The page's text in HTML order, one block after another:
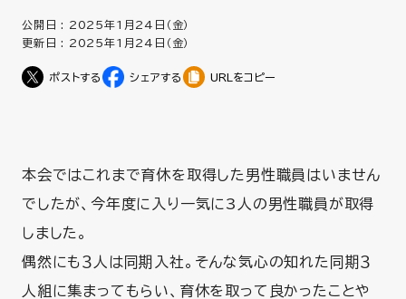
公開日 : 2025年1月24日（金）
更新日 : 2025年1月24日（金）
URLをコピー
本会ではこれまで育休を取得した男性職員はいません
でしたが、今年度に入り一気に3人の男性職員が取得
しました。
偶然にも３人は同期入社。そんな気心の知れた同期３
人組に集まってもらい、育休を取って良かったことや